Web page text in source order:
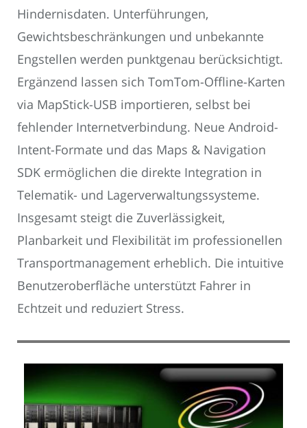
Hindernisdaten. Unterführungen,
Gewichtsbeschränkungen und unbekannte
Engstellen werden punktgenau berücksichtigt.
Ergänzend lassen sich TomTom-Offline-Karten
via MapStick-USB importieren, selbst bei
fehlender Internetverbindung. Neue Android-
Intent-Formate und das Maps & Navigation
SDK ermöglichen die direkte Integration in
Telematik- und Lagerverwaltungssysteme.
Insgesamt steigt die Zuverlässigkeit,
Planbarkeit und Flexibilität im professionellen
Transportmanagement erheblich. Die intuitive
Benutzeroberfläche unterstützt Fahrer in
Echtzeit und reduziert Stress.